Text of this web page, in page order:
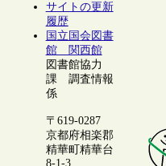
サイトの更新
履歴
国立国会図書
館 関西館
図書館協力
課 調査情報
係
〒619-0287
京都府相楽郡
精華町精華台
8-1-3